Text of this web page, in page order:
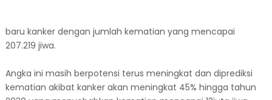
baru kanker dengan jumlah kematian yang mencapai
207.219 jiwa.
Angka ini masih berpotensi terus meningkat dan diprediksi
kematian akibat kanker akan meningkat 45% hingga tahun